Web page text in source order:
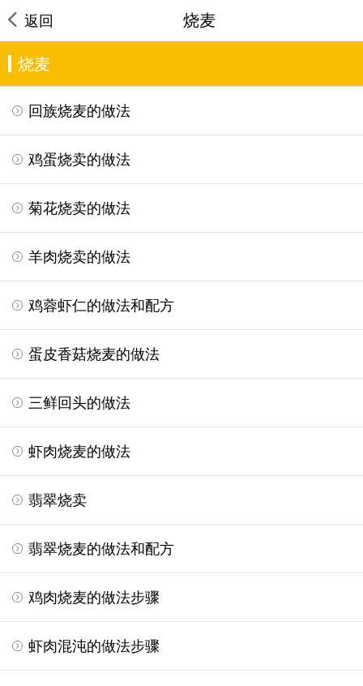
返回 烧麦
烧麦
回族烧麦的做法
鸡蛋烧卖的做法
菊花烧卖的做法
羊肉烧卖的做法
鸡蓉虾仁的做法和配方
蛋皮香菇烧麦的做法
三鲜回头的做法
虾肉烧麦的做法
翡翠烧卖
翡翠烧麦的做法和配方
鸡肉烧麦的做法步骤
虾肉混沌的做法步骤